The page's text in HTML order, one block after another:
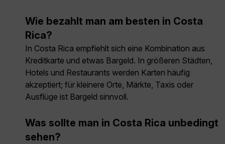
Wie bezahlt man am besten in Costa
Rica?
In Costa Rica empfiehlt sich eine Kombination aus
Kreditkarte und etwas Bargeld. In größeren Städten,
Hotels und Restaurants werden Karten häufig
akzeptiert; für kleinere Orte, Märkte, Taxis oder
Ausflüge ist Bargeld sinnvoll.
Was sollte man in Costa Rica unbedingt
sehen?